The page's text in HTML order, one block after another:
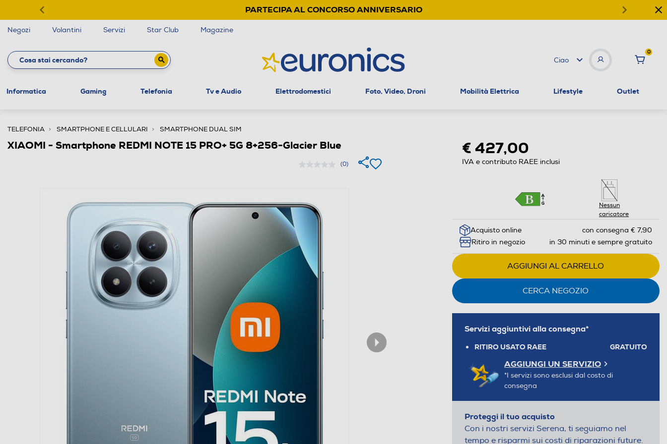
PARTECIPA AL CONCORSO ANNIVERSARIO
Negozi Volantini Servizi Star Club Magazine
Ciao
0
Informatica Gaming Telefonia Tv e Audio Elettrodomestici Foto, Video, Droni Mobilità Elettrica Lifestyle Outlet
TELEFONIA SMARTPHONE E CELLULARI SMARTPHONE DUAL SIM
XIAOMI - Smartphone REDMI NOTE 15 PRO+ 5G 8+256-Glacier Blue
(0)
€ 427,00
IVA e contributo RAEE inclusi
Nessun
caricatore
Acquisto online
con consegna € 7,90
Ritiro in negozio
in 30 minuti e sempre gratuito
AGGIUNGI AL CARRELLO
CERCA NEGOZIO
Servizi aggiuntivi alla consegna*
RITIRO USATO RAEE GRATUITO
AGGIUNGI UN SERVIZIO
*I servizi sono esclusi dal costo di
consegna
Proteggi il tuo acquisto
Con i nostri servizi Serena, ti seguiamo nel
tempo e risparmi sui costi di riparazioni future.